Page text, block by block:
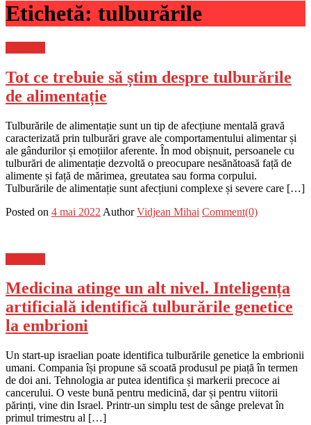
Etichetă: tulburările
Tot ce trebuie să știm despre tulburările
de alimentație
Tulburările de alimentație sunt un tip de afecțiune mentală gravă
caracterizată prin tulburări grave ale comportamentului alimentar și
ale gândurilor și emoțiilor aferente. În mod obișnuit, persoanele cu
tulburări de alimentație dezvoltă o preocupare nesănătoasă față de
alimente și față de mărimea, greutatea sau forma corpului.
Tulburările de alimentație sunt afecțiuni complexe și severe care […]
Posted on 4 mai 2022 Author Vidjean Mihai Comment(0)
Medicina atinge un alt nivel. Inteligența
artificială identifică tulburările genetice
la embrioni
Un start-up israelian poate identifica tulburările genetice la embrionii
umani. Compania își propune să scoată produsul pe piață în termen
de doi ani. Tehnologia ar putea identifica și markerii precoce ai
cancerului. O veste bună pentru medicină, dar și pentru viitorii
părinți, vine din Israel. Printr-un simplu test de sânge prelevat în
primul trimestru al […]